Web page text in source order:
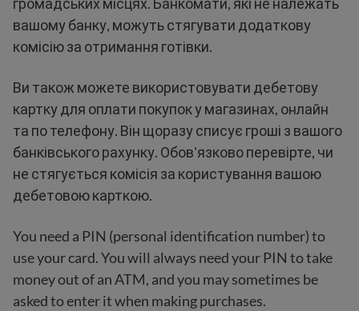
вашому банку, можуть стягувати додаткову
комісію за отримання готівки.
Ви також можете використовувати дебетову
картку для оплати покупок у магазинах, онлайн
та по телефону. Він щоразу списує гроші з вашого
банківського рахунку. Обов'язково перевірте, чи
не стягується комісія за користування вашою
дебетовою карткою.
You need a PIN (personal identification number) to
use your card. You will always need your PIN to take
money out of an ATM, and you may sometimes be
asked to enter it when making purchases.